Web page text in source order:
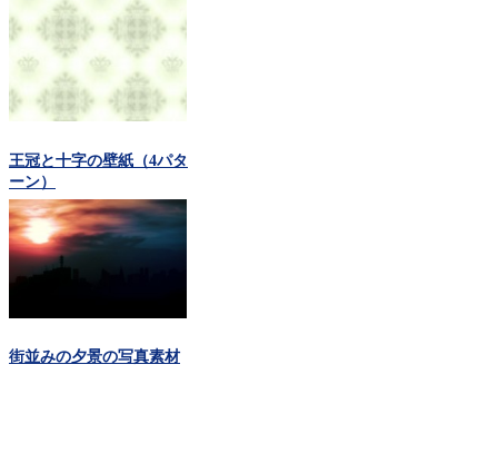
王冠と十字の壁紙（4パタ
ーン）
街並みの夕景の写真素材